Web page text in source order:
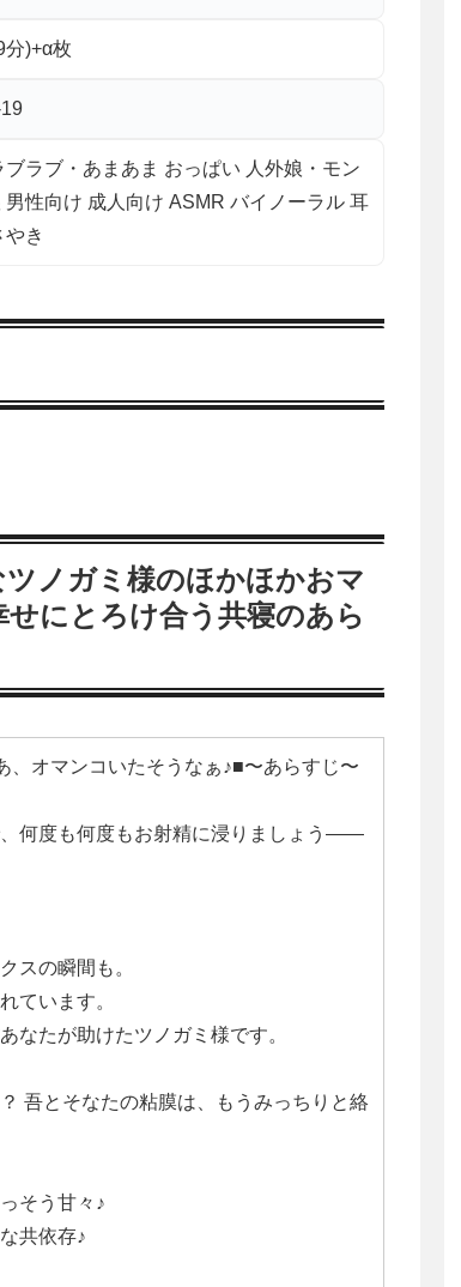
分)+α枚
ブラブ・あまあま おっぱい 人外娘・モン
男性向け 成人向け ASMR バイノーラル 耳
き
ツノガミ様のほかほかおマ
にとろけ合う共寝のあら
オマンコいたそうなぁ♪■〜あらすじ〜
何度も何度もお射精に浸りましょう――
スの瞬間も。
ています。
なたが助けたツノガミ様です。
吾とそなたの粘膜は、もうみっちりと絡
そう甘々♪
共依存♪